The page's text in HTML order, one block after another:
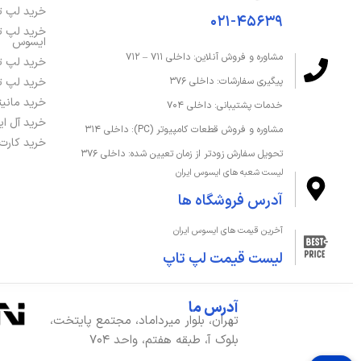
ظرفیت حافظه رم
نوع حافظه داخلی هیبریدی
نوع حافظه رم DDR4
صفحه‌نمایش و تصویر
اندازه صفحه نمایش
صفحه نمایش لمسی خیر
صفحه نمایش مات
۰۲۱-۴۵۶۳۹
مشاوره و فروش آنلاین: داخلی ۷۱۱ – ۷۱۲
پیگیری سفارشات: داخلی ۳۷۶
خدمات پشتیبانی: داخلی ۷۰۴
مشاوره و فروش قطعات کامپیوتر (PC): داخلی ۳۱۴
تحویل سفارش زودتر از زمان تعیین شده: داخلی ۳۷۶
لیست شعبه های ایسوس ایران
آدرس فروشگاه ها
آخرین قیمت های ایسوس ایران
لیست قیمت لپ تاپ
خرید لپ
خرید لپ
ایسوس
خرید لپ
خرید لپ
خرید
خرید آل
خرید
آدرس ما
تهران، بلوار میرداماد، مجتمع پایتخت،
بلوک آ، طبقه هفتم، واحد ۷۰۴